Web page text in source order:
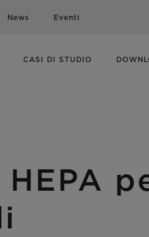
News Eventi
CASI DI STUDIO